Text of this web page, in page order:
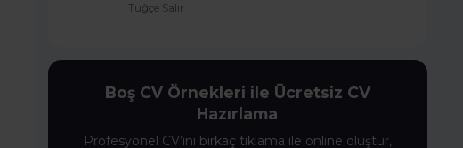
Tuğçe Salır
Boş CV Örnekleri ile Ücretsiz CV
Hazırlama
Profesyonel CV’ini birkaç tıklama ile online oluştur,